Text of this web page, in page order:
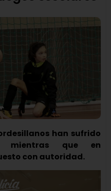
han sufrido
mientras que en
con autoridad.